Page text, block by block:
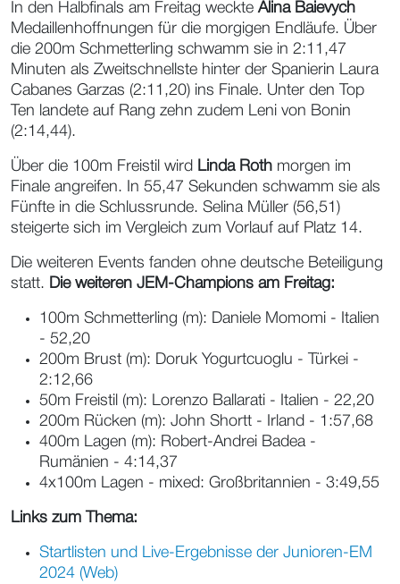
In den Halbfinals am Freitag weckteAlina Baievych
Medaillenhoffnungen für die morgigen Endläufe. Über
die 200m Schmetterling schwamm sie in 2:11,47
Minuten als Zweitschnellste hinter der Spanierin Laura
Cabanes Garzas (2:11,20) ins Finale. Unter den Top
Ten landete auf Rang zehn zudem Leni von Bonin
(2:14,44).
Über die 100m Freistil wird Linda Roth morgen im
Finale angreifen. In 55,47 Sekunden schwamm sie als
Fünfte in die Schlussrunde. Selina Müller (56,51)
steigerte sich im Vergleich zum Vorlauf auf Platz 14.
Die weiteren Events fanden ohne deutsche Beteiligung
statt. Die weiteren JEM-Champions am Freitag:
100m Schmetterling (m): Daniele Momomi - Italien
- 52,20
200m Brust (m): Doruk Yogurtcuoglu - Türkei -
2:12,66
50m Freistil (m): Lorenzo Ballarati - Italien - 22,20
200m Rücken (m): John Shortt - Irland - 1:57,68
400m Lagen (m): Robert-Andrei Badea -
Rumänien - 4:14,37
4x100m Lagen - mixed: Großbritannien - 3:49,55
Links zum Thema:
Startlisten und Live-Ergebnisse der Junioren-EM
2024 (Web)